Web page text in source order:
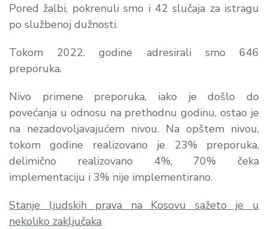
Pored žalbi, pokrenuli smo i 42 slučaja za istragu
po službenoj dužnosti.
Tokom 2022. godine adresirali smo 646
preporuka.
Nivo primene preporuka, iako je došlo do
povećanja u odnosu na prethodnu godinu, ostao je
na nezadovoljavajućem nivou. Na opštem nivou,
tokom godine realizovano je 23% preporuka,
delimično realizovano 4%, 70% čeka
implementaciju i 3% nije implementirano.
Stanje ljudskih prava na Kosovu sažeto je u
nekoliko zaključaka